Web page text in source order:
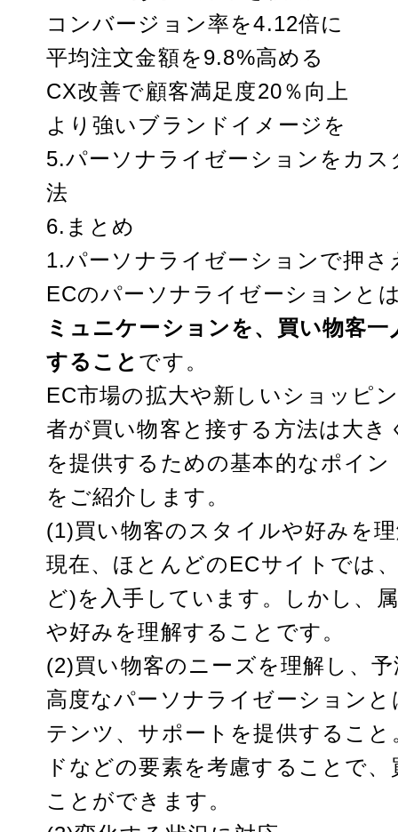
コンバージョン率を4.12倍に
平均注文金額を9.8%高める
CX改善で顧客満足度20％向上
より強いブランドイメージを
5.パーソナライゼーションをカ
法
6.まとめ
1.パーソナライゼーションで押
ECのパーソナライゼーションと
ミュニケーションを、買い物客
すること です。
EC市場の拡大や新しいショッピ
者が買い物客と接する方法は大
を提供するための基本的なポイ
をご紹介します。
(1)買い物客のスタイルや好みを
現在、ほとんどのECサイトでは
ど)を入手しています。しかし、
や好みを理解することです。
(2)買い物客のニーズを理解し、予
高度なパーソナライゼーション
テンツ、サポートを提供するこ
ドなどの要素を考慮することで
ことができます。